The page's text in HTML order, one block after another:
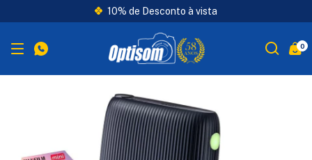
10% de Desconto à vista
0